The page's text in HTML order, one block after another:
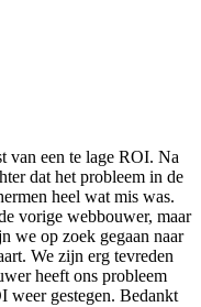
van een te lage ROI. Na
dat het probleem in de
heel wat mis was.
vorige webbouwer, maar
we op zoek gegaan naar
We zijn erg tevreden
heeft ons probleem
weer gestegen. Bedankt